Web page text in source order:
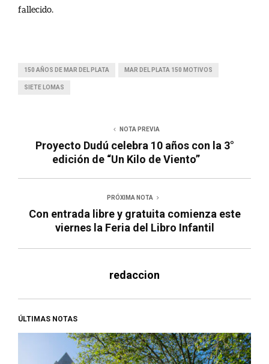
fallecido.
150 AÑOS DE MAR DEL PLATA MAR DEL PLATA 150 MOTIVOS
SIETE LOMAS
NOTA PREVIA
Proyecto Dudú celebra 10 años con la 3°
edición de “Un Kilo de Viento”
PRÓXIMA NOTA
Con entrada libre y gratuita comienza este
viernes la Feria del Libro Infantil
redaccion
ÚLTIMAS NOTAS